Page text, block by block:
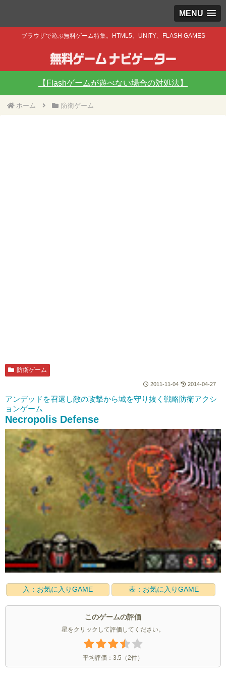
MENU
ブラウザで遊ぶ無料ゲーム特集。HTML5、UNITY、FLASH GAMES
【Flashゲームが遊べない場合の対処法】
ホーム 防衛ゲーム
防衛ゲーム
2011-11-04 2014-04-27
アンデッドを召還し敵の攻撃から城を守り抜く戦略防衛アクシ
ョンゲーム
Necropolis Defense
入：お気に入りGAME 表：お気に入りGAME
このゲームの評価
星をクリックして評価してください。
平均評価： 3.5 （2件）